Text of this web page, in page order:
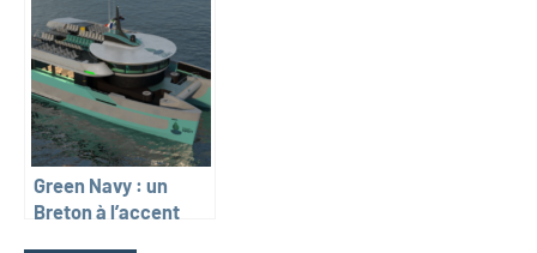
Sud : retour sur un
webinaire avec la
KOTRA
Green Navy : un
Breton à l’accent